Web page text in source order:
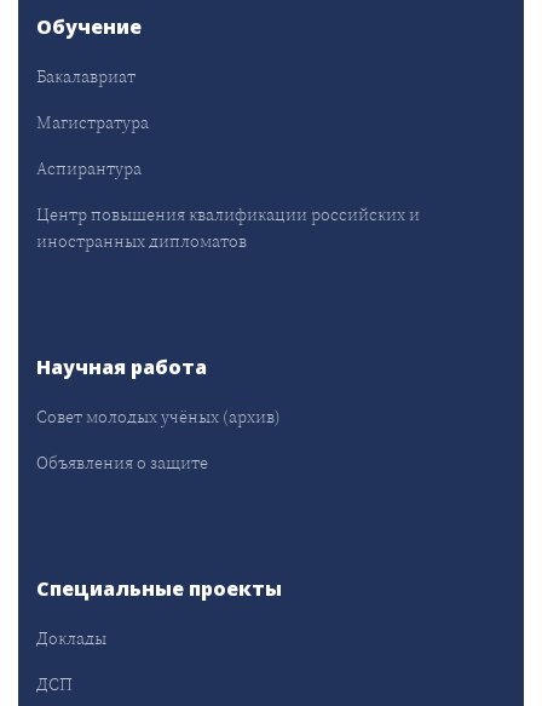
Обучение
Бакалавриат
Магистратура
Аспирантура
Центр повышения квалификации российских и
иностранных дипломатов
Научная работа
Совет молодых учёных (архив)
Объявления о защите
Специальные проекты
Доклады
ДСП